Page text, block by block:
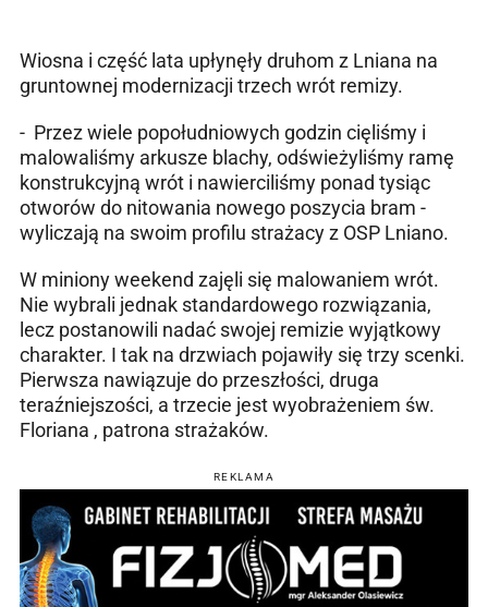
Wiosna i część lata upłynęły druhom z Lniana na
gruntownej modernizacji trzech wrót remizy.
- Przez wiele popołudniowych godzin cięliśmy i
malowaliśmy arkusze blachy, odświeżyliśmy ramę
konstrukcyjną wrót i nawierciliśmy ponad tysiąc
otworów do nitowania nowego poszycia bram -
wyliczają na swoim profilu strażacy z OSP Lniano.
W miniony weekend zajęli się malowaniem wrót.
Nie wybrali jednak standardowego rozwiązania,
lecz postanowili nadać swojej remizie wyjątkowy
charakter. I tak na drzwiach pojawiły się trzy scenki.
Pierwsza nawiązuje do przeszłości, druga
teraźniejszości, a trzecie jest wyobrażeniem św.
Floriana , patrona strażaków.
REKLAMA